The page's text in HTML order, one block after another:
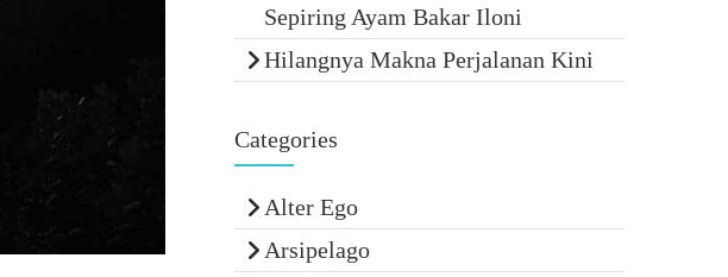
Sepiring Ayam Bakar Iloni
Hilangnya Makna Perjalanan Kini
Categories
Alter Ego
Arsipelago